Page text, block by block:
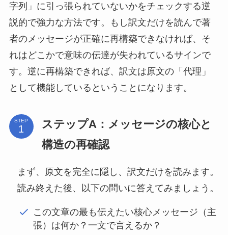
字列」に引っ張られていないかをチェックする逆
説的で強力な方法です。もし訳文だけを読んで著
者のメッセージが正確に再構築できなければ、そ
れはどこかで意味の伝達が失われているサインで
す。逆に再構築できれば、訳文は原文の「代理」
として機能しているということになります。
STEP
ステップA：メッセージの核心と
構造の再確認
まず、原文を完全に隠し、訳文だけを読みます。
読み終えた後、以下の問いに答えてみましょう。
この文章の最も伝えたい核心メッセージ（主
張）は何か？一文で言えるか？